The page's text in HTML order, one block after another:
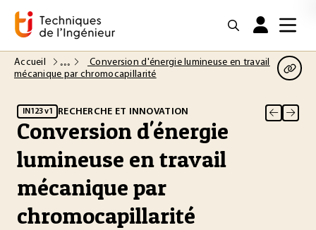
Accueil
Conversion d'énergie lumineuse en travail
mécanique par chromocapillarité
IN123 v1 RECHERCHE ET INNOVATION
Conversion d'énergie
lumineuse en travail
mécanique par
chromocapillarité